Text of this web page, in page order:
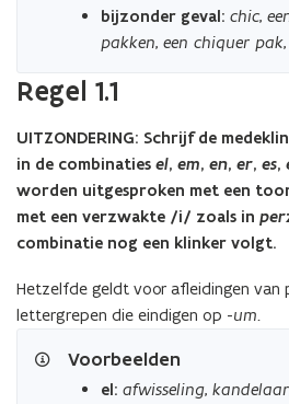
bijzonder geval: chic,
pakken, een chiquer pak,
Regel 1.1
UITZONDERING: Schrijf de
in de combinaties el, em, en, er, es,
worden uitgesproken met een
met een verzwakte /i/ zoals in
combinatie nog een klinker volgt.
Hetzelfde geldt voor afleidingen
lettergrepen die eindigen op -um.
Voorbeelden
el: afwisseling, kandelaar